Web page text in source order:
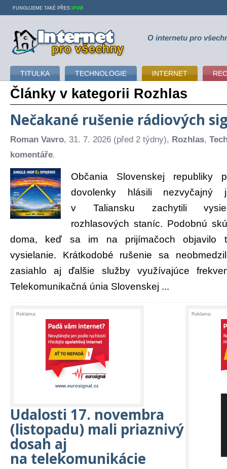
Internet pro všechny O internetu pro
TITULKA TECHNOLOGIE INTERNET
FUNGUJEME TAKÉ PŘES IPV6!
Články v kategorii Rozhlas
Nečakané rušenie rádiových
Roman Vavro, 31. 7. 2026 (před 2 týdny), Rozhlas,
komentáře.
Občania Slovenskej republiky
dovolenky hlásili nezvyčajný
v Taliansku zachytili
rozhlasových staníc. Podobnú
doma, keď sa im na prijímačoch objavilo
vysielanie. Krátkodobé rušenie sa
zasiahlo aj ďalšie služby využívajúce
Telekomunikačná únia Slovenskej ...
Reklama:
www.eurosignal.cz
Reklama:
Udalosti 17. novembra
(listopadu) mali priaznivý
dosah aj
na telekomunikácie